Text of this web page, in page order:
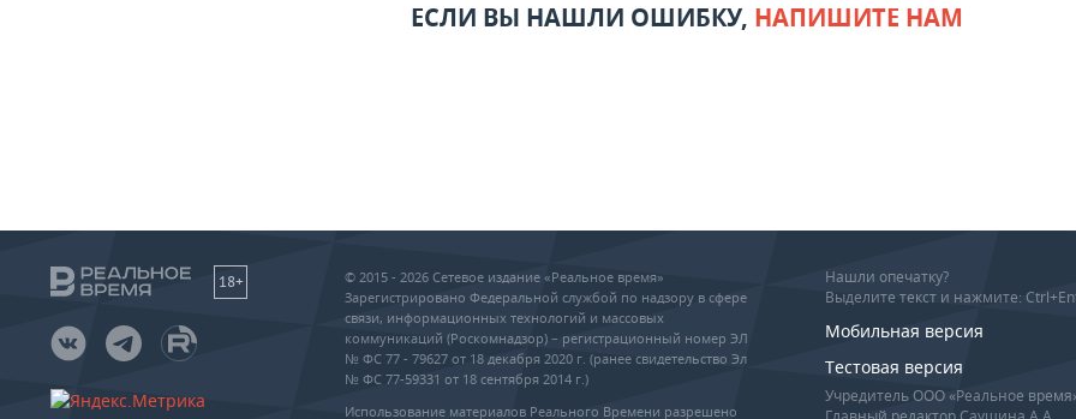
ЕСЛИ ВЫ НАШЛИ ОШИБКУ, НАПИШИТЕ НАМ
18+
© 2015 - 2026 Сетевое издание «Реальное время»
Зарегистрировано Федеральной службой по надзору в сфере
связи, информационных технологий и массовых
коммуникаций (Роскомнадзор) – регистрационный номер ЭЛ
№ ФС 77 - 79627 от 18 декабря 2020 г. (ранее свидетельство Эл
№ ФС 77-59331 от 18 сентября 2014 г.)
Использование материалов Реального Времени разрешено
Нашли опечатку?
Выделите текст и нажмите:
Мобильная версия
Тестовая версия
Учредитель ООО «Реальное